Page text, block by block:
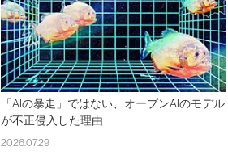
「AIの暴走」ではない、オープンAIのモデル
が不正侵入した理由
2026.07.29